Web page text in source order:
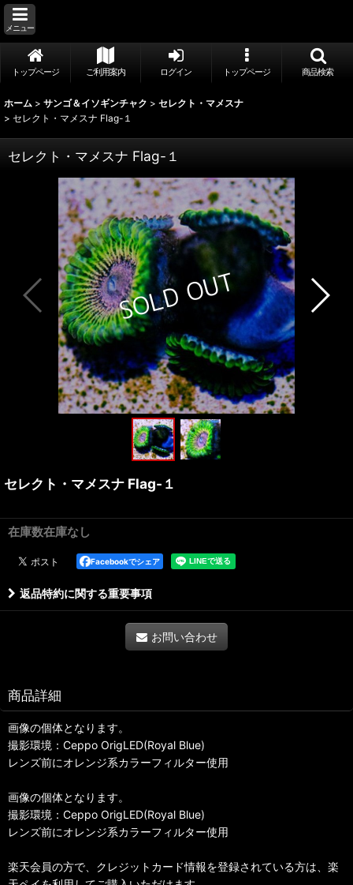
メニュー
トップページ ご利用案内 ログイン トップページ 商品検索
ホーム > サンゴ＆イソギンチャク > セレクト・マメスナ
> セレクト・マメスナ Flag-１
セレクト・マメスナ Flag-１
セレクト・マメスナ Flag-１
在庫数在庫なし
Facebookでシェア
返品特約に関する重要事項
お問い合わせ
商品詳細
画像の個体となります。
撮影環境：Ceppo OrigLED(Royal Blue)
レンズ前にオレンジ系カラーフィルター使用
画像の個体となります。
撮影環境：Ceppo OrigLED(Royal Blue)
レンズ前にオレンジ系カラーフィルター使用
楽天会員の方で、クレジットカード情報を登録されている方は、楽